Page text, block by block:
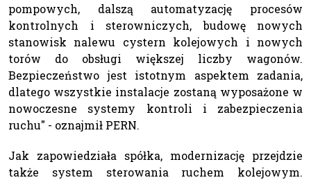
pompowych, dalszą automatyzację procesów
kontrolnych i sterowniczych, budowę nowych
stanowisk nalewu cystern kolejowych i nowych
torów do obsługi większej liczby wagonów.
Bezpieczeństwo jest istotnym aspektem zadania,
dlatego wszystkie instalacje zostaną wyposażone w
nowoczesne systemy kontroli i zabezpieczenia
ruchu" - oznajmił PERN.
Jak zapowiedziała spółka, modernizację przejdzie
także system sterowania ruchem kolejowym.